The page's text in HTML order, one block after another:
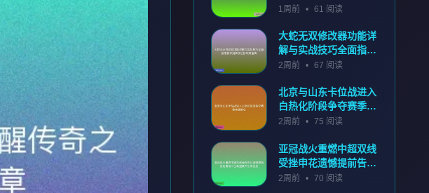
两金彰显实力
1周前 • 61 阅读
大蛇无双修改器功能详
解与实战技巧全面指南
新手到高手进阶攻略宝
2周前 • 67 阅读
北京与山东卡位战进入
白热化阶段争夺赛季关
键胜负
2周前 • 75 阅读
亚冠战火重燃中超双线
受挫申花遗憾提前告别
赛场冲击希望破灭引发
2周前 • 70 阅读